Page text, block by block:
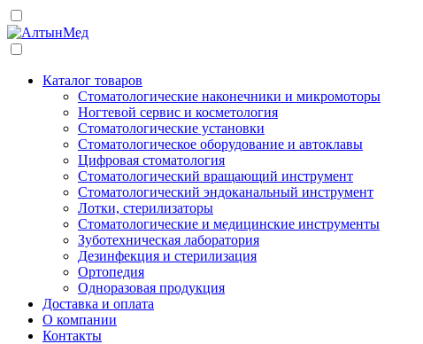
Каталог товаров
Стоматологические наконечники и микромоторы
Ногтевой сервис и косметология
Стоматологические установки
Стоматологическое оборудование и автоклавы
Цифровая стоматология
Стоматологический вращающий инструмент
Стоматологический эндоканальный инструмент
Лотки, стерилизаторы
Стоматологические и медицинские инструменты
Зуботехническая лаборатория
Дезинфекция и стерилизация
Ортопедия
Одноразовая продукция
Доставка и оплата
О компании
Контакты